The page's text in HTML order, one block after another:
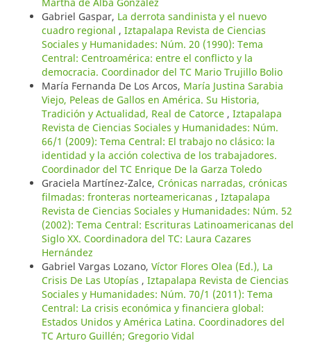
Gabriel Gaspar, La derrota sandinista y el nuevo
cuadro regional , Iztapalapa Revista de Ciencias
Sociales y Humanidades: Núm. 20 (1990): Tema
Central: Centroamérica: entre el conflicto y la
democracia. Coordinador del TC Mario Trujillo Bolio
María Fernanda De Los Arcos, María Justina Sarabia
Viejo, Peleas de Gallos en América. Su Historia,
Tradición y Actualidad, Real de Catorce , Iztapalapa
Revista de Ciencias Sociales y Humanidades: Núm.
66/1 (2009): Tema Central: El trabajo no clásico: la
identidad y la acción colectiva de los trabajadores.
Coordinador del TC Enrique De la Garza Toledo
Graciela Martínez-Zalce, Crónicas narradas, crónicas
filmadas: fronteras norteamericanas , Iztapalapa
Revista de Ciencias Sociales y Humanidades: Núm. 52
(2002): Tema Central: Escrituras Latinoamericanas del
Siglo XX. Coordinadora del TC: Laura Cazares
Hernández
Gabriel Vargas Lozano, Víctor Flores Olea (Ed.), La
Crisis De Las Utopías , Iztapalapa Revista de Ciencias
Sociales y Humanidades: Núm. 70/1 (2011): Tema
Central: La crisis económica y financiera global:
Estados Unidos y América Latina. Coordinadores del
TC Arturo Guillén; Gregorio Vidal